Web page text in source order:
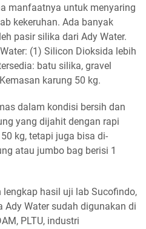
manfaatnya untuk menyaring
kekeruhan. Ada banyak
pasir silika dari Ady Water.
(1) Silicon Dioksida lebih
batu silika, gravel
karung 50 kg.
dalam kondisi bersih dan
yang dijahit dengan rapi
kg, tetapi juga bisa di-
atau jumbo bag berisi 1
hasil uji lab Sucofindo,
Ady Water sudah digunakan di
PLTU, industri